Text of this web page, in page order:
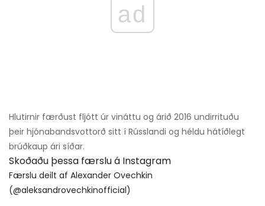
ad
Hlutirnir færðust fljótt úr vináttu og árið 2016 undirrituðu
þeir hjónabandsvottorð sitt í Rússlandi og héldu hátíðlegt
brúðkaup ári síðar.
Skoðaðu þessa færslu á Instagram
Færslu deilt af Alexander Ovechkin
(@aleksandrovechkinofficial)